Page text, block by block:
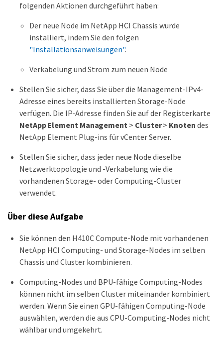
folgenden Aktionen durchgeführt haben:
Der neue Node im NetApp HCI Chassis wurde
installiert, indem Sie den folgen
"Installationsanweisungen".
Verkabelung und Strom zum neuen Node
Stellen Sie sicher, dass Sie über die Management-IPv4-
Adresse eines bereits installierten Storage-Node
verfügen. Die IP-Adresse finden Sie auf der Registerkarte
NetApp Element Management > Cluster> Knoten des
NetApp Element Plug-ins für vCenter Server.
Stellen Sie sicher, dass jeder neue Node dieselbe
Netzwerktopologie und -Verkabelung wie die
vorhandenen Storage- oder Computing-Cluster
verwendet.
Über diese Aufgabe
Sie können den H410C Compute-Node mit vorhandenen
NetApp HCI Computing- und Storage-Nodes im selben
Chassis und Cluster kombinieren.
Computing-Nodes und BPU-fähige Computing-Nodes
können nicht im selben Cluster miteinander kombiniert
werden. Wenn Sie einen GPU-fähigen Computing-Node
auswählen, werden die aus CPU-Computing-Nodes nicht
wählbar und umgekehrt.